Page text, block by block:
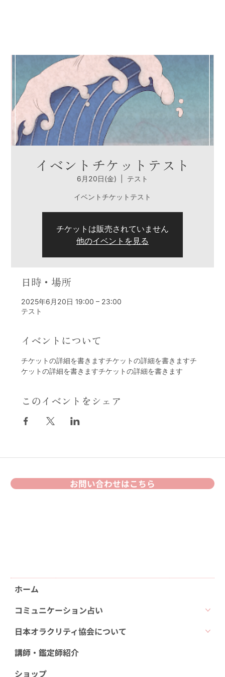
イベントチケットテスト
6月20日(金) テスト
イベントチケットテスト
チケットは販売されていません
他のイベントを見る
日時・場所
2025年6月20日 19:00 – 23:00
テスト
イベントについて
チケットの詳細を書きますチケットの詳細を書きますチ
ケットの詳細を書きますチケットの詳細を書きます
このイベントをシェア
ホーム
コミュニケーション占い
日本オラクリティ協会について
講師・鑑定師紹介
ショップ
お問い合わせはこちら